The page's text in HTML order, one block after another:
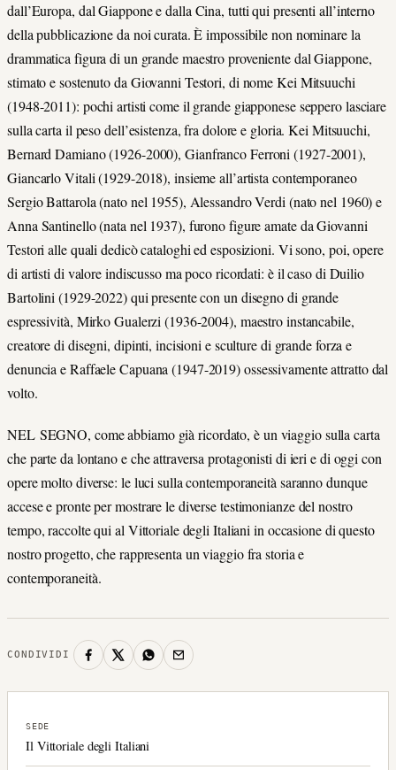
dall’Europa, dal Giappone e dalla Cina, tutti qui presenti all’interno
della pubblicazione da noi curata. È impossibile non nominare la
drammatica figura di un grande maestro proveniente dal Giappone,
stimato e sostenuto da Giovanni Testori, di nome Kei Mitsuuchi
(1948-2011): pochi artisti come il grande giapponese seppero lasciare
sulla carta il peso dell’esistenza, fra dolore e gloria. Kei Mitsuuchi,
Bernard Damiano (1926-2000), Gianfranco Ferroni (1927-2001),
Giancarlo Vitali (1929-2018), insieme all’artista contemporaneo
Sergio Battarola (nato nel 1955), Alessandro Verdi (nato nel 1960) e
Anna Santinello (nata nel 1937), furono figure amate da Giovanni
Testori alle quali dedicò cataloghi ed esposizioni. Vi sono, poi, opere
di artisti di valore indiscusso ma poco ricordati: è il caso di Duilio
Bartolini (1929-2022) qui presente con un disegno di grande
espressività, Mirko Gualerzi (1936-2004), maestro instancabile,
creatore di disegni, dipinti, incisioni e sculture di grande forza e
denuncia e Raffaele Capuana (1947-2019) ossessivamente attratto dal
volto.
NEL SEGNO, come abbiamo già ricordato, è un viaggio sulla carta
che parte da lontano e che attraversa protagonisti di ieri e di oggi con
opere molto diverse: le luci sulla contemporaneità saranno dunque
accese e pronte per mostrare le diverse testimonianze del nostro
tempo, raccolte qui al Vittoriale degli Italiani in occasione di questo
nostro progetto, che rappresenta un viaggio fra storia e
contemporaneità.
CONDIVIDI
SEDE
Il Vittoriale degli Italiani